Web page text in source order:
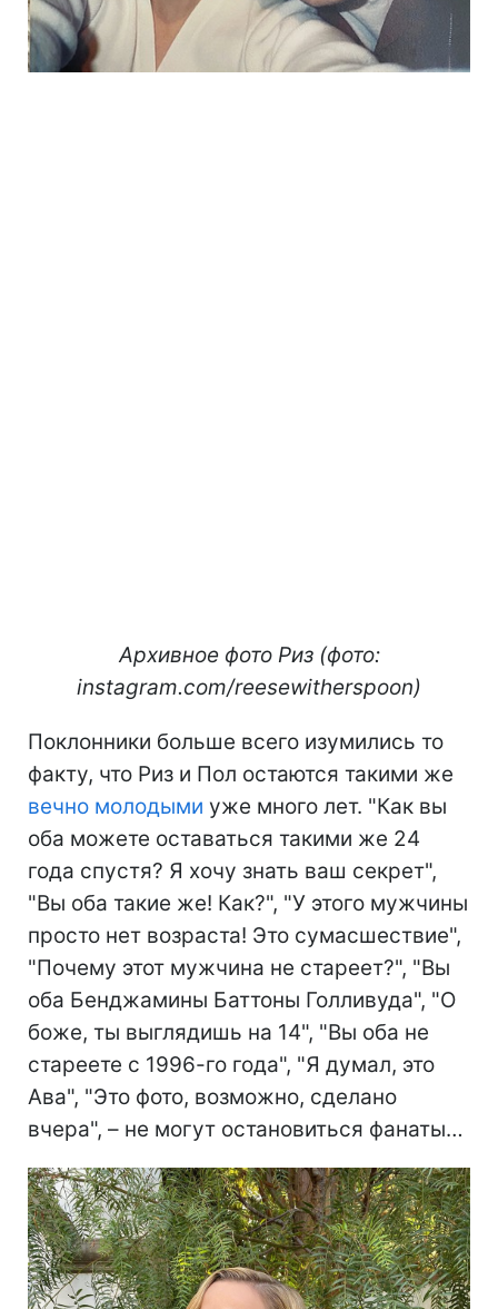
Архивное фото Риз (фото:
instagram.com/reesewitherspoon)
Поклонники больше всего изумились то
факту, что Риз и Пол остаются такими же
вечно молодыми уже много лет. "Как вы
оба можете оставаться такими же 24
года спустя? Я хочу знать ваш секрет",
"Вы оба такие же! Как?", "У этого мужчины
просто нет возраста! Это сумасшествие",
"Почему этот мужчина не стареет?", "Вы
оба Бенджамины Баттоны Голливуда", "О
боже, ты выглядишь на 14", "Вы оба не
стареете с 1996-го года", "Я думал, это
Ава", "Это фото, возможно, сделано
вчера", – не могут остановиться фанаты…